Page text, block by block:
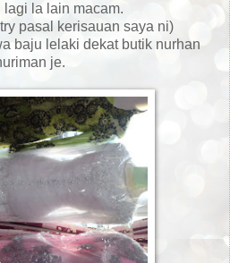
lagi la lain macam.
pasal kerisauan saya ni)
baju lelaki dekat butik nurhan
je.